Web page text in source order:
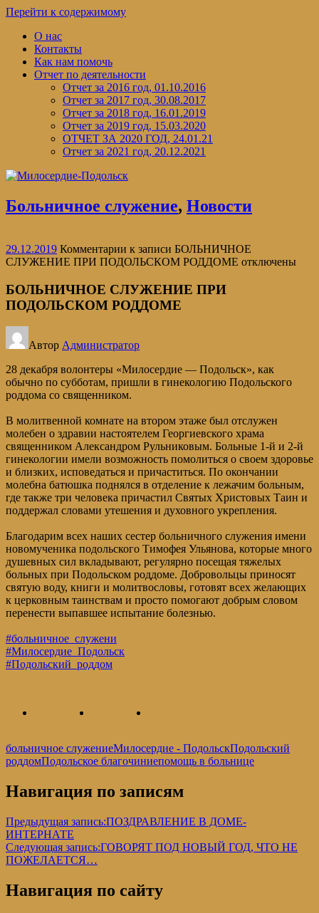
Перейти к содержимому
О нас
Контакты
Как нам помочь
Отчет по деятельности
Отчет за 2016 год, 01.10.2016
Отчет за 2017 год, 30.08.2017
Отчет за 2018 год, 16.01.2019
Отчет за 2019 год, 15.03.2020
ОТЧЕТ ЗА 2020 ГОД, 24.01.21
Отчет за 2021 год, 20.12.2021
Больничное служение, Новости
29.12.2019 Комментарии к записи БОЛЬНИЧНОЕ
СЛУЖЕНИЕ ПРИ ПОДОЛЬСКОМ РОДДОМЕ отключены
БОЛЬНИЧНОЕ СЛУЖЕНИЕ ПРИ
ПОДОЛЬСКОМ РОДДОМЕ
Автор Администратор
28 декабря волонтеры «Милосердие — Подольск», как
обычно по субботам, пришли в гинекологию Подольского
роддома со священником.
В молитвенной комнате на втором этаже был отслужен
молебен о здравии настоятелем Георгиевского храма
священником Александром Рульниковым. Больные 1-й и 2-й
гинекологии имели возможность помолиться о своем здоровье
и близких, исповедаться и причаститься. По окончании
молебна батюшка поднялся в отделение к лежачим больным,
где также три человека причастил Святых Христовых Таин и
поддержал словами утешения и духовного укрепления.
Благодарим всех наших сестер больничного служения имени
новомученика подольского Тимофея Ульянова, которые много
душевных сил вкладывают, регулярно посещая тяжелых
больных при Подольском роддоме. Добровольцы приносят
святую воду, книги и молитвословы, готовят всех желающих
к церковным таинствам и просто помогают добрым словом
перенести выпавшее испытание болезнью.
#больничное_служени
#Милосердие_Подольск
#Подольский_роддом
больничное служениеМилосердие - ПодольскПодольский
роддомПодольское благочиниепомощь в больнице
Навигация по записям
Предыдущая запись:ПОЗДРАВЛЕНИЕ В ДОМЕ-
ИНТЕРНАТЕ
Следующая запись:ГОВОРЯТ ПОД НОВЫЙ ГОД, ЧТО НЕ
ПОЖЕЛАЕТСЯ…
Навигация по сайту